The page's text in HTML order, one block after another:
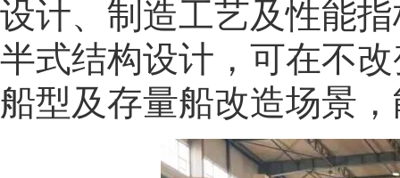
设计、制造工艺及性能
半式结构设计，可在不
船型及存量船改造场景